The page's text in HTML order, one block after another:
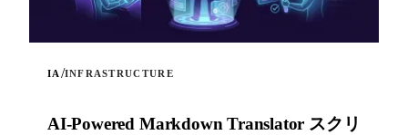
IA /INFRASTRUCTURE
AI-Powered Markdown Translator スクリ